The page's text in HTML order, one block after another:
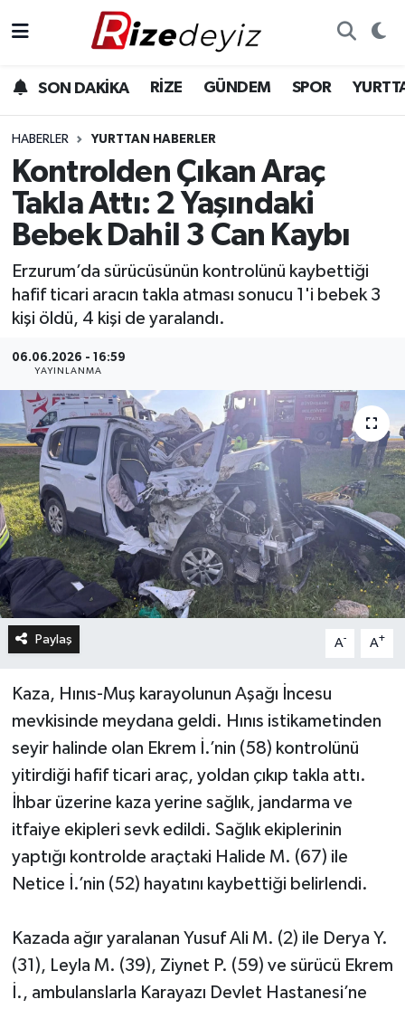
SON DAKİKA RİZE GÜNDEM SPOR
HABERLER YURTTAN HABERLER
Kontrolden Çıkan Araç
Takla Attı: 2 Yaşındaki
Bebek Dahil 3 Can Kaybı
Erzurum’da sürücüsünün kontrolünü kaybettiği
hafif ticari aracın takla atması sonucu 1'i bebek 3
kişi öldü, 4 kişi de yaralandı.
06.06.2026 - 16:59
YAYINLANMA
Paylaş A- A+
Kaza, Hınıs-Muş karayolunun Aşağı İncesu
mevkisinde meydana geldi. Hınıs istikametinden
seyir halinde olan Ekrem İ.’nin (58) kontrolünü
yitirdiği hafif ticari araç, yoldan çıkıp takla attı.
İhbar üzerine kaza yerine sağlık, jandarma ve
itfaiye ekipleri sevk edildi. Sağlık ekiplerinin
yaptığı kontrolde araçtaki Halide M. (67) ile
Netice İ.’nin (52) hayatını kaybettiği belirlendi.
Kazada ağır yaralanan Yusuf Ali M. (2) ile Derya Y.
(31), Leyla M. (39), Ziynet P. (59) ve sürücü Ekrem
İ., ambulanslarla Karayazı Devlet Hastanesi’ne
Gündem
Yurttan Haberler
Ekonomi
Sağlık
Rize Hava Durumu
Rize Trafik Yoğunluk Haritası
Süper Lig Puan Durumu ve Fikstür
Son Dakika Haberleri